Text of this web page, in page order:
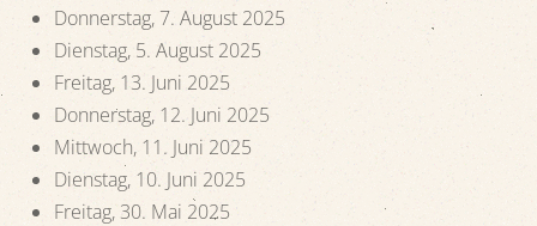
Donnerstag, 7. August 2025
Dienstag, 5. August 2025
Freitag, 13. Juni 2025
Donnerstag, 12. Juni 2025
Mittwoch, 11. Juni 2025
Dienstag, 10. Juni 2025
Freitag, 30. Mai 2025